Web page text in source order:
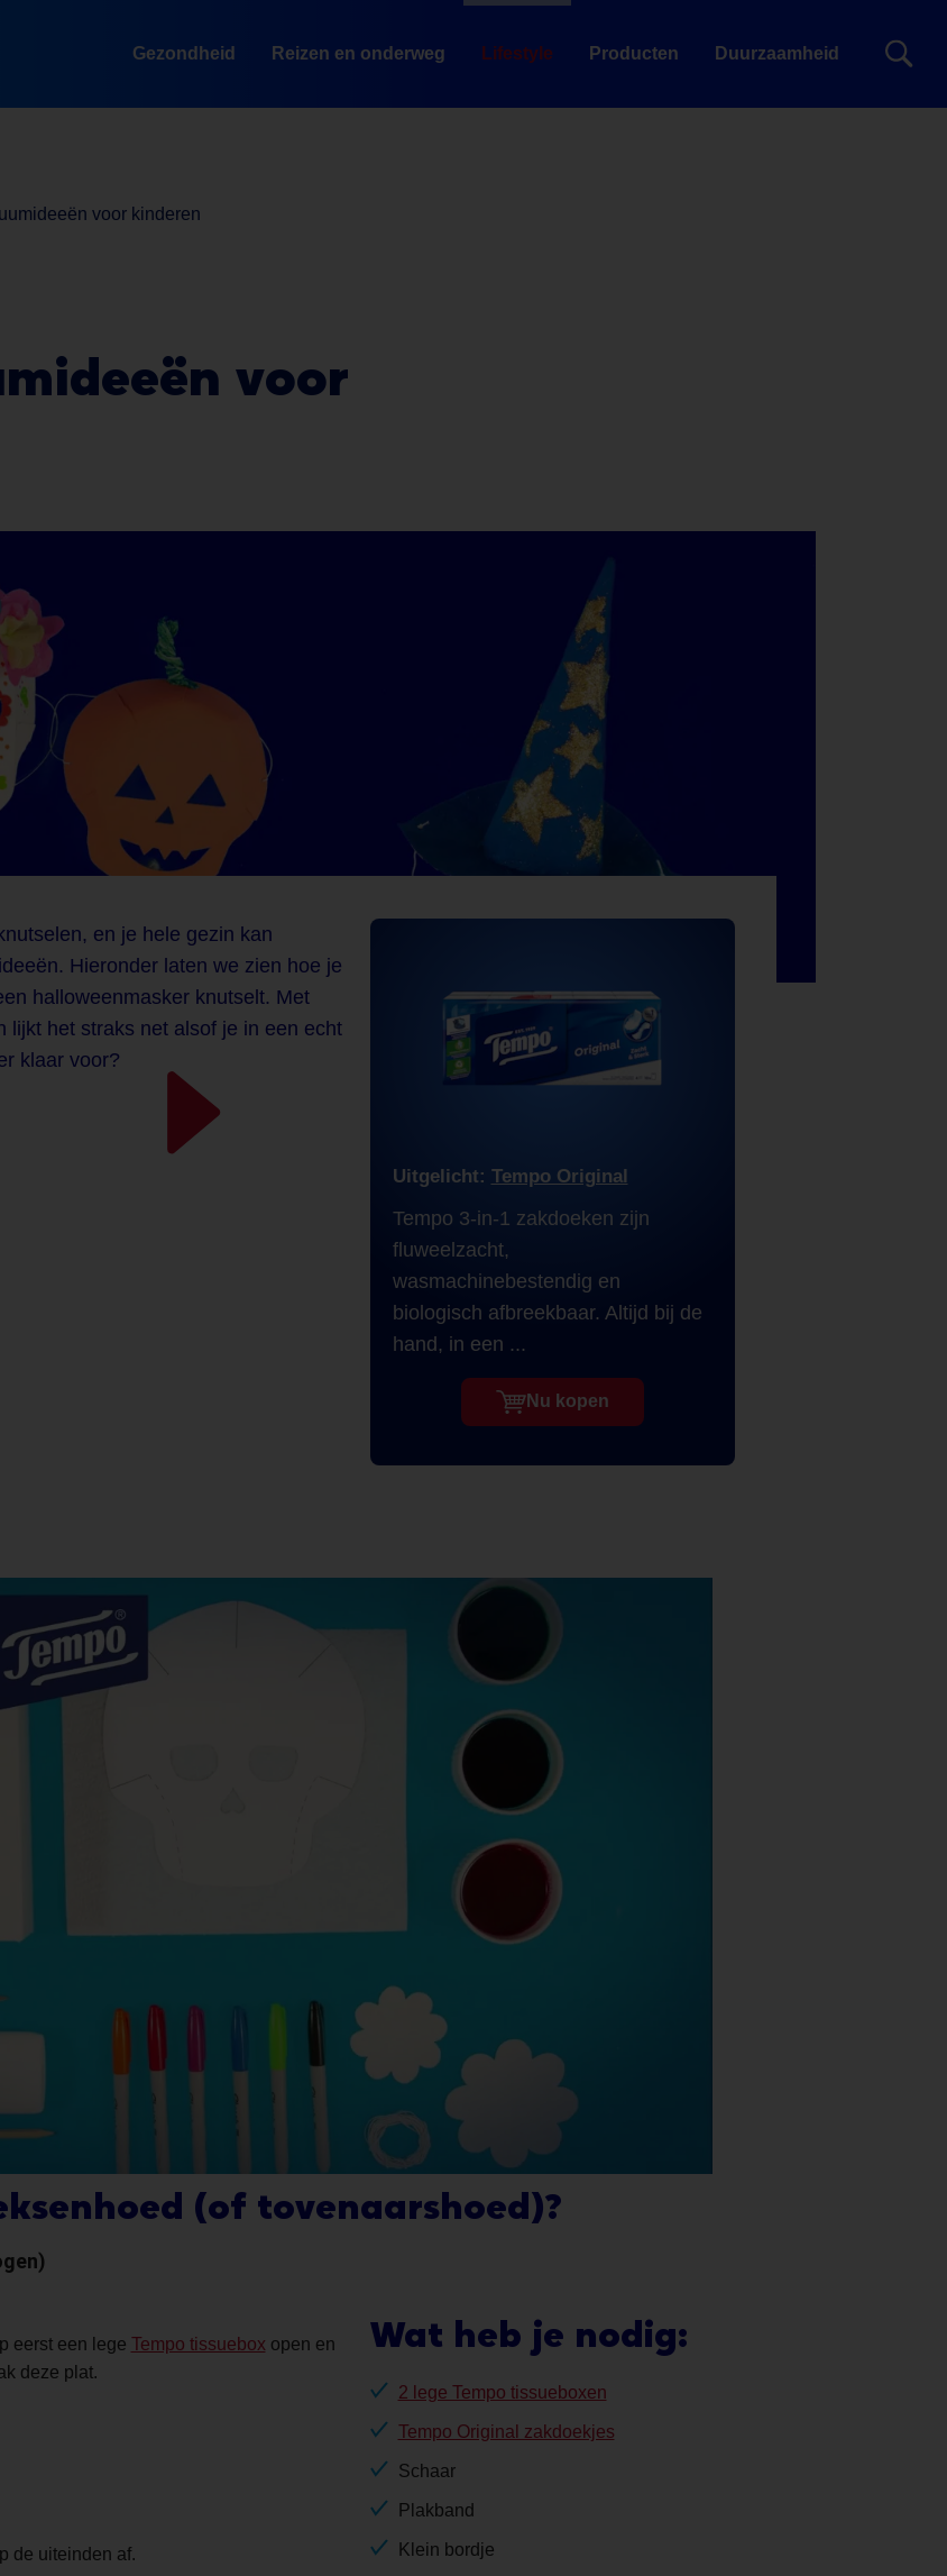
Gezondheid Reizen en onderweg Lifestyle Producten Duurzaamheid
voor kinderen
voor
Uitgelicht: Tempo Original
Tempo 3-in-1 zakdoeken zijn
fluweelzacht,
wasmachinebestendig en
biologisch afbreekbaar. Altijd bij de
hand, in een ...
Nu kopen
en je hele gezin kan
Hieronder laten we zien hoe je
halloweenmasker knutselt. Met
lijkt het straks net alsof je in een echt
klaar voor?
(of tovenaarshoed)?
Wat heb je nodig:
2 lege Tempo tissueboxen
Tempo Original zakdoekjes
Schaar
Plakband
Klein bordje
eerst een lege Tempo tissuebox open en
deze plat.
de uiteinden af.